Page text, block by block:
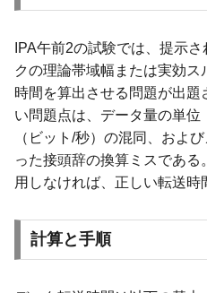
IPA午前2の試験では、提示
クの理論帯域幅または実効
時間を算出させる問題が出
い問題点は、データ量の単
（ビット/秒）の混同、およ
った接頭辞の換算ミスであ
用しなければ、正しい転送時
計算と手順